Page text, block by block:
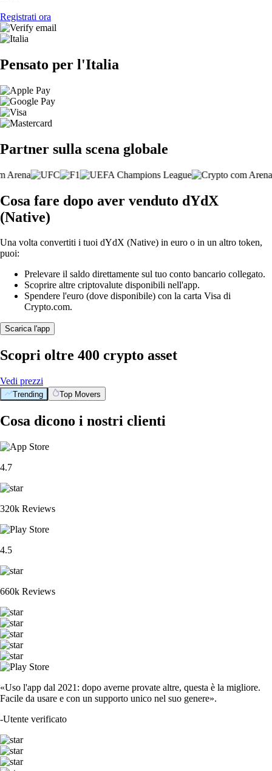
Registrati ora
Pensato per l'Italia
Partner sulla scena globale
Cosa fare dopo aver venduto dYdX
(Native)
Una volta convertiti i tuoi dYdX (Native) in euro o in un altro token,
puoi:
Prelevare il saldo direttamente sul tuo conto bancario collegato.
Scoprire altre criptovalute disponibili nell'app.
Spendere l'euro (dove disponibile) con la carta Visa di
Crypto.com.
Scarica l'app
Scopri oltre 400 crypto asset
Vedi prezzi
Trending Top Movers
Cosa dicono i nostri clienti
4.7
320k Reviews
4.5
660k Reviews
«Uso l'app dal 2021: dopo averne provate altre, questa è la migliore.
Facile da usare e con un supporto unico nel suo genere».
-Utente verificato